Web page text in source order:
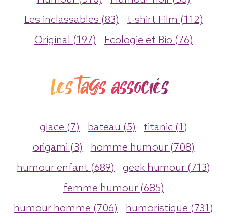
Les inclassables (83)
t-shirt Film (112)
Original (197)
Ecologie et Bio (76)
Les tags associés
glace (7) bateau (5)
titanic (1)
origami (3)
homme humour (708)
humour enfant (689)
geek humour (713)
femme humour (685)
humour homme (706)
humoristique (731)